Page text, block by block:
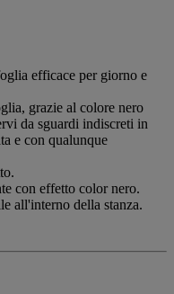
efficace per giorno e
grazie al colore nero
da sguardi indiscreti in
e con qualunque
con effetto color nero.
all'interno della stanza.